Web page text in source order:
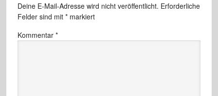
Deine E-Mail-Adresse wird nicht veröffentlicht. Erforderliche
Felder sind mit *markiert
Kommentar *